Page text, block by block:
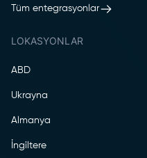
Tüm entegrasyonlar
LOKASYONLAR
ABD
Ukrayna
Almanya
İngiltere